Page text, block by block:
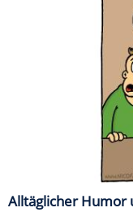
Alltäglicher Humor